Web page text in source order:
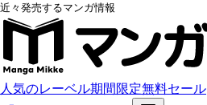
近々発売するマンガ情報
人気のレーベル期間限定無料セール